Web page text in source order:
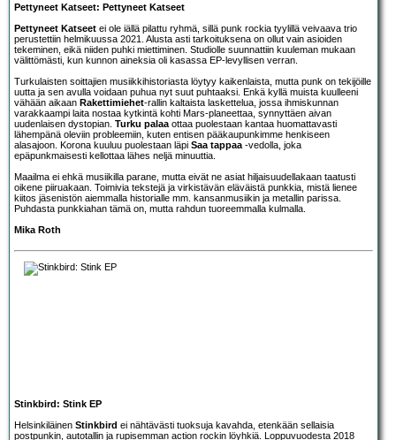
Pettyneet Katseet: Pettyneet Katseet
Pettyneet Katseet ei ole iällä pilattu ryhmä, sillä punk rockia tyylillä veivaava trio
perustettiin helmikuussa 2021. Alusta asti tarkoituksena on ollut vain asioiden
tekeminen, eikä niiden puhki miettiminen. Studiolle suunnattiin kuuleman mukaan
välittömästi, kun kunnon aineksia oli kasassa EP-levyllisen verran.
Turkulaisten soittajien musiikkihistoriasta löytyy kaikenlaista, mutta punk on tekijöille
uutta ja sen avulla voidaan puhua nyt suut puhtaaksi. Enkä kyllä muista kuulleeni
vähään aikaan Rakettimiehet-rallin kaltaista laskettelua, jossa ihmiskunnan
varakkaampi laita nostaa kytkintä kohti Mars-planeettaa, synnyttäen aivan
uudenlaisen dystopian. Turku palaa ottaa puolestaan kantaa huomattavasti
lähempänä oleviin probleemiin, kuten entisen pääkaupunkimme henkiseen
alasajoon. Korona kuuluu puolestaan läpi Saa tappaa -vedolla, joka
epäpunkmaisesti kellottaa lähes neljä minuuttia.
Maailma ei ehkä musiikilla parane, mutta eivät ne asiat hiljaisuudellakaan taatusti
oikene piiruakaan. Toimivia tekstejä ja virkistävän eläväistä punkkia, mistä lienee
kiitos jäsenistön aiemmalla historialle mm. kansanmusiikin ja metallin parissa.
Puhdasta punkkiahan tämä on, mutta rahdun tuoreemmalla kulmalla.
Mika Roth
Stinkbird: Stink EP
Helsinkiläinen Stinkbird ei nähtävästi tuoksuja kavahda, etenkään sellaisia
postpunkin, autotallin ja rupisemman action rockin löyhkiä. Loppuvuodesta 2018